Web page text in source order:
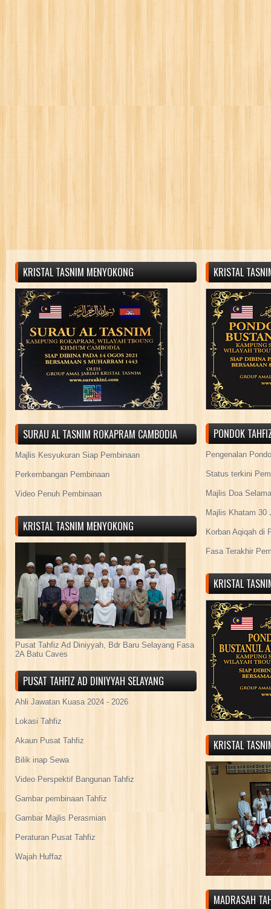
KRISTAL TASNIM MENYOKONG
SURAU AL TASNIM ROKAPRAM CAMBODIA
Majlis Kesyukuran Siap Pembinaan
Perkembangan Pembinaan
Video Penuh Pembinaan
KRISTAL TASNIM MENYOKONG
Pusat Tahfiz Ad Diniyyah, Bdr Baru Selayang Fasa
2A Batu Caves
PUSAT TAHFIZ AD DINIYYAH SELAYANG
Ahli Jawatan Kuasa 2024 - 2026
Lokasi Tahfiz
Akaun Pusat Tahfiz
Bilik inap Sewa
Video Perspektif Bangunan Tahfiz
Gambar pembinaan Tahfiz
Gambar Majlis Perasmian
Peraturan Pusat Tahfiz
Wajah Huffaz
KRISTAL
PONDOK
Pengenalan
Status terkini
Majlis Doa
Majlis Khatam 30
Korban Aqiqah di
Fasa Terakhir
KRISTAL
KRISTAL
MADRASAH